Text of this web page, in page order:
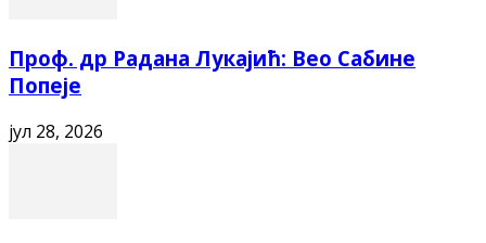
Проф. др Радана Лукајић: Вео Сабине
Попеје
јул 28, 2026